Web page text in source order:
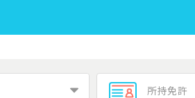
所持免許